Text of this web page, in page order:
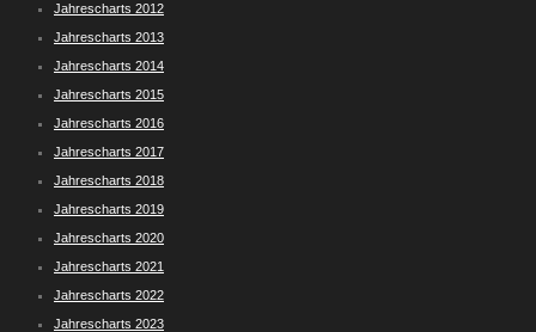
Jahrescharts 2012
Jahrescharts 2013
Jahrescharts 2014
Jahrescharts 2015
Jahrescharts 2016
Jahrescharts 2017
Jahrescharts 2018
Jahrescharts 2019
Jahrescharts 2020
Jahrescharts 2021
Jahrescharts 2022
Jahrescharts 2023